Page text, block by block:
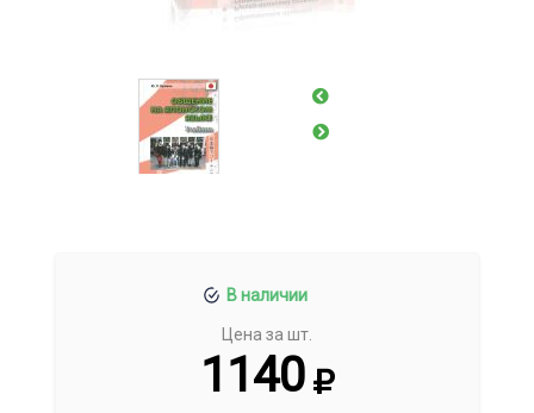
В наличии
Цена за шт.
1140